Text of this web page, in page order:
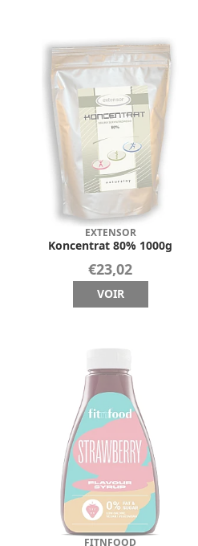
EXTENSOR
Koncentrat 80% 1000g
€23,02
VOIR
FITNFOOD